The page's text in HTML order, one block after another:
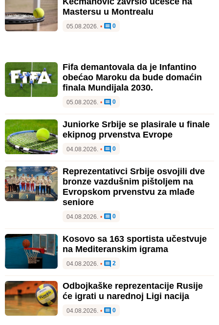
Mastersu u Montrealu
05.08.2026. • 0
Fifa demantovala da je Infantino
obećao Maroku da bude domaćin
finala Mundijala 2030.
05.08.2026. • 0
Juniorke Srbije se plasirale u finale
ekipnog prvenstva Evrope
04.08.2026. • 0
Reprezentativci Srbije osvojili dve
bronze vazdušnim pištoljem na
Evropskom prvenstvu za mlađe
seniore
04.08.2026. • 0
Kosovo sa 163 sportista učestvuje
na Mediteranskim igrama
04.08.2026. • 2
Odbojkaške reprezentacije Rusije
će igrati u narednoj Ligi nacija
04.08.2026. • 0